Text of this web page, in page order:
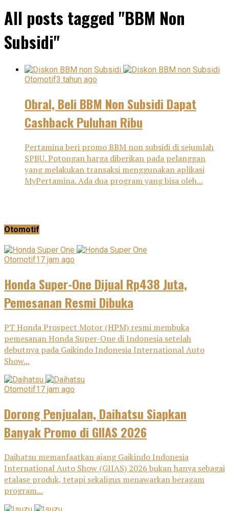
All posts tagged "BBM Non
Subsidi"
Otomotif3 tahun ago
Obral, Beli BBM Non Subsidi Dapat
Cashback Puluhan Ribu
Pertamina beri promo BBM non subsidi di sejumlah
SPBU. Potongan harga diberikan pada pelanggan
yang melakukan transaksi menggunakan aplikasi
MyPertamina. Ada dua program yang bisa oleh...
Otomotif
Otomotif17 jam ago
Honda Super-One Dijual Rp438 Juta,
Pemesanan Resmi Dibuka
PT Honda Prospect Motor (HPM) resmi membuka
pemesanan Honda Super-One di Indonesia setelah
debutnya pada Gaikindo Indonesia International Auto
Show...
Otomotif17 jam ago
Dorong Penjualan, Daihatsu Siapkan
Banyak Promo di GIIAS 2026
Daihatsu memanfaatkan ajang Gaikindo Indonesia
International Auto Show (GIIAS) 2026 bukan hanya sebagai
etalase produk, tetapi sekaligus menawarkan beragam
program...